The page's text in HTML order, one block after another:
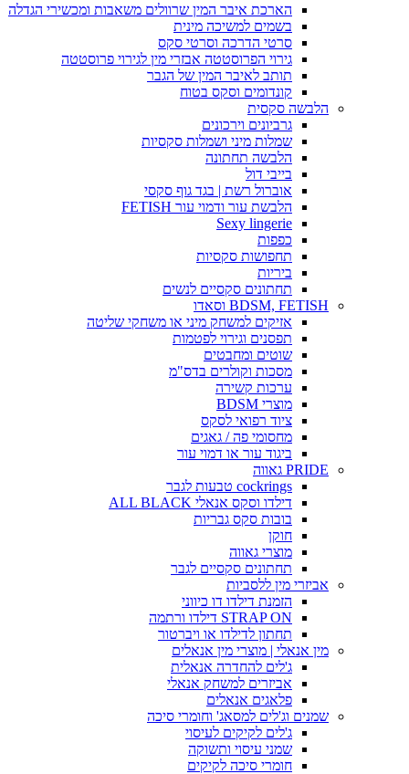
הארכת איבר המין שרוולים משאבות ומכשירי הגדלה
בשמים למשיכה מינית
סרטי הדרכה וסרטי סקס
גירוי הפרוסטטה אבזרי מין לגירוי פרוסטטה
תותב לאיבר המין של הגבר
קונדומים וסקס בטוח
הלבשה סקסית
גרביונים וירכונים
שמלות מיני ושמלות סקסיות
הלבשה תחתונה
בייבי דול
אוברול רשת | בגד גוף סקסי
הלבשת עור ודמוי עור FETISH
Sexy lingerie
כפפות
תחפושות סקסיות
ביריות
תחתונים סקסיים לנשים
BDSM, FETISH וסאדו
אזיקים למשחק מיני או משחקי שליטה
תפסנים וגירוי לפטמות
שוטים ומחבטים
מסכות וקולרים בדס"מ
ערכות קשירה
מוצרי BDSM
ציוד רפואי לסקס
מחסומי פה / גאגים
ביגוד עור או דמוי עור
PRIDE גאווה
cockrings טבעות לגבר
דילדו וסקס אנאלי ALL BLACK
בובות סקס גבריות
חוקן
מוצרי גאווה
תחתונים סקסיים לגבר
אביזרי מין ללסביות
הזמנת דילדו דו כיווני
STRAP ON דילדו ורתמה
תחתון לדילדו או ויברטור
מין אנאלי | מוצרי מין אנאלים
ג'לים להחדרה אנאלית
אביזרים למשחק אנאלי
פלאגים אנאלים
שמנים וג'לים למסאג' וחומרי סיכה
ג'לים לקיקים לעיסוי
שמני עיסוי ותשוקה
חומרי סיכה לקיקים